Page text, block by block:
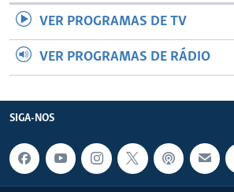
VER PROGRAMAS DE TV
VER PROGRAMAS DE RÁDIO
SIGA-NOS